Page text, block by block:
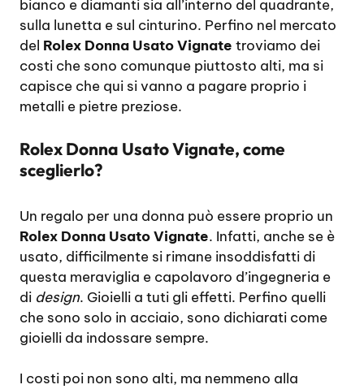
bianco e diamanti sia all’interno del quadrante,
sulla lunetta e sul cinturino. Perfino nel mercato
del Rolex Donna Usato Vignate troviamo dei
costi che sono comunque piuttosto alti, ma si
capisce che qui si vanno a pagare proprio i
metalli e pietre preziose.
Rolex Donna Usato Vignate, come
sceglierlo?
Un regalo per una donna può essere proprio un
Rolex Donna Usato Vignate. Infatti, anche se è
usato, difficilmente si rimane insoddisfatti di
questa meraviglia e capolavoro d’ingegneria e
di design. Gioielli a tuti gli effetti. Perfino quelli
che sono solo in acciaio, sono dichiarati come
gioielli da indossare sempre.
I costi poi non sono alti, ma nemmeno alla